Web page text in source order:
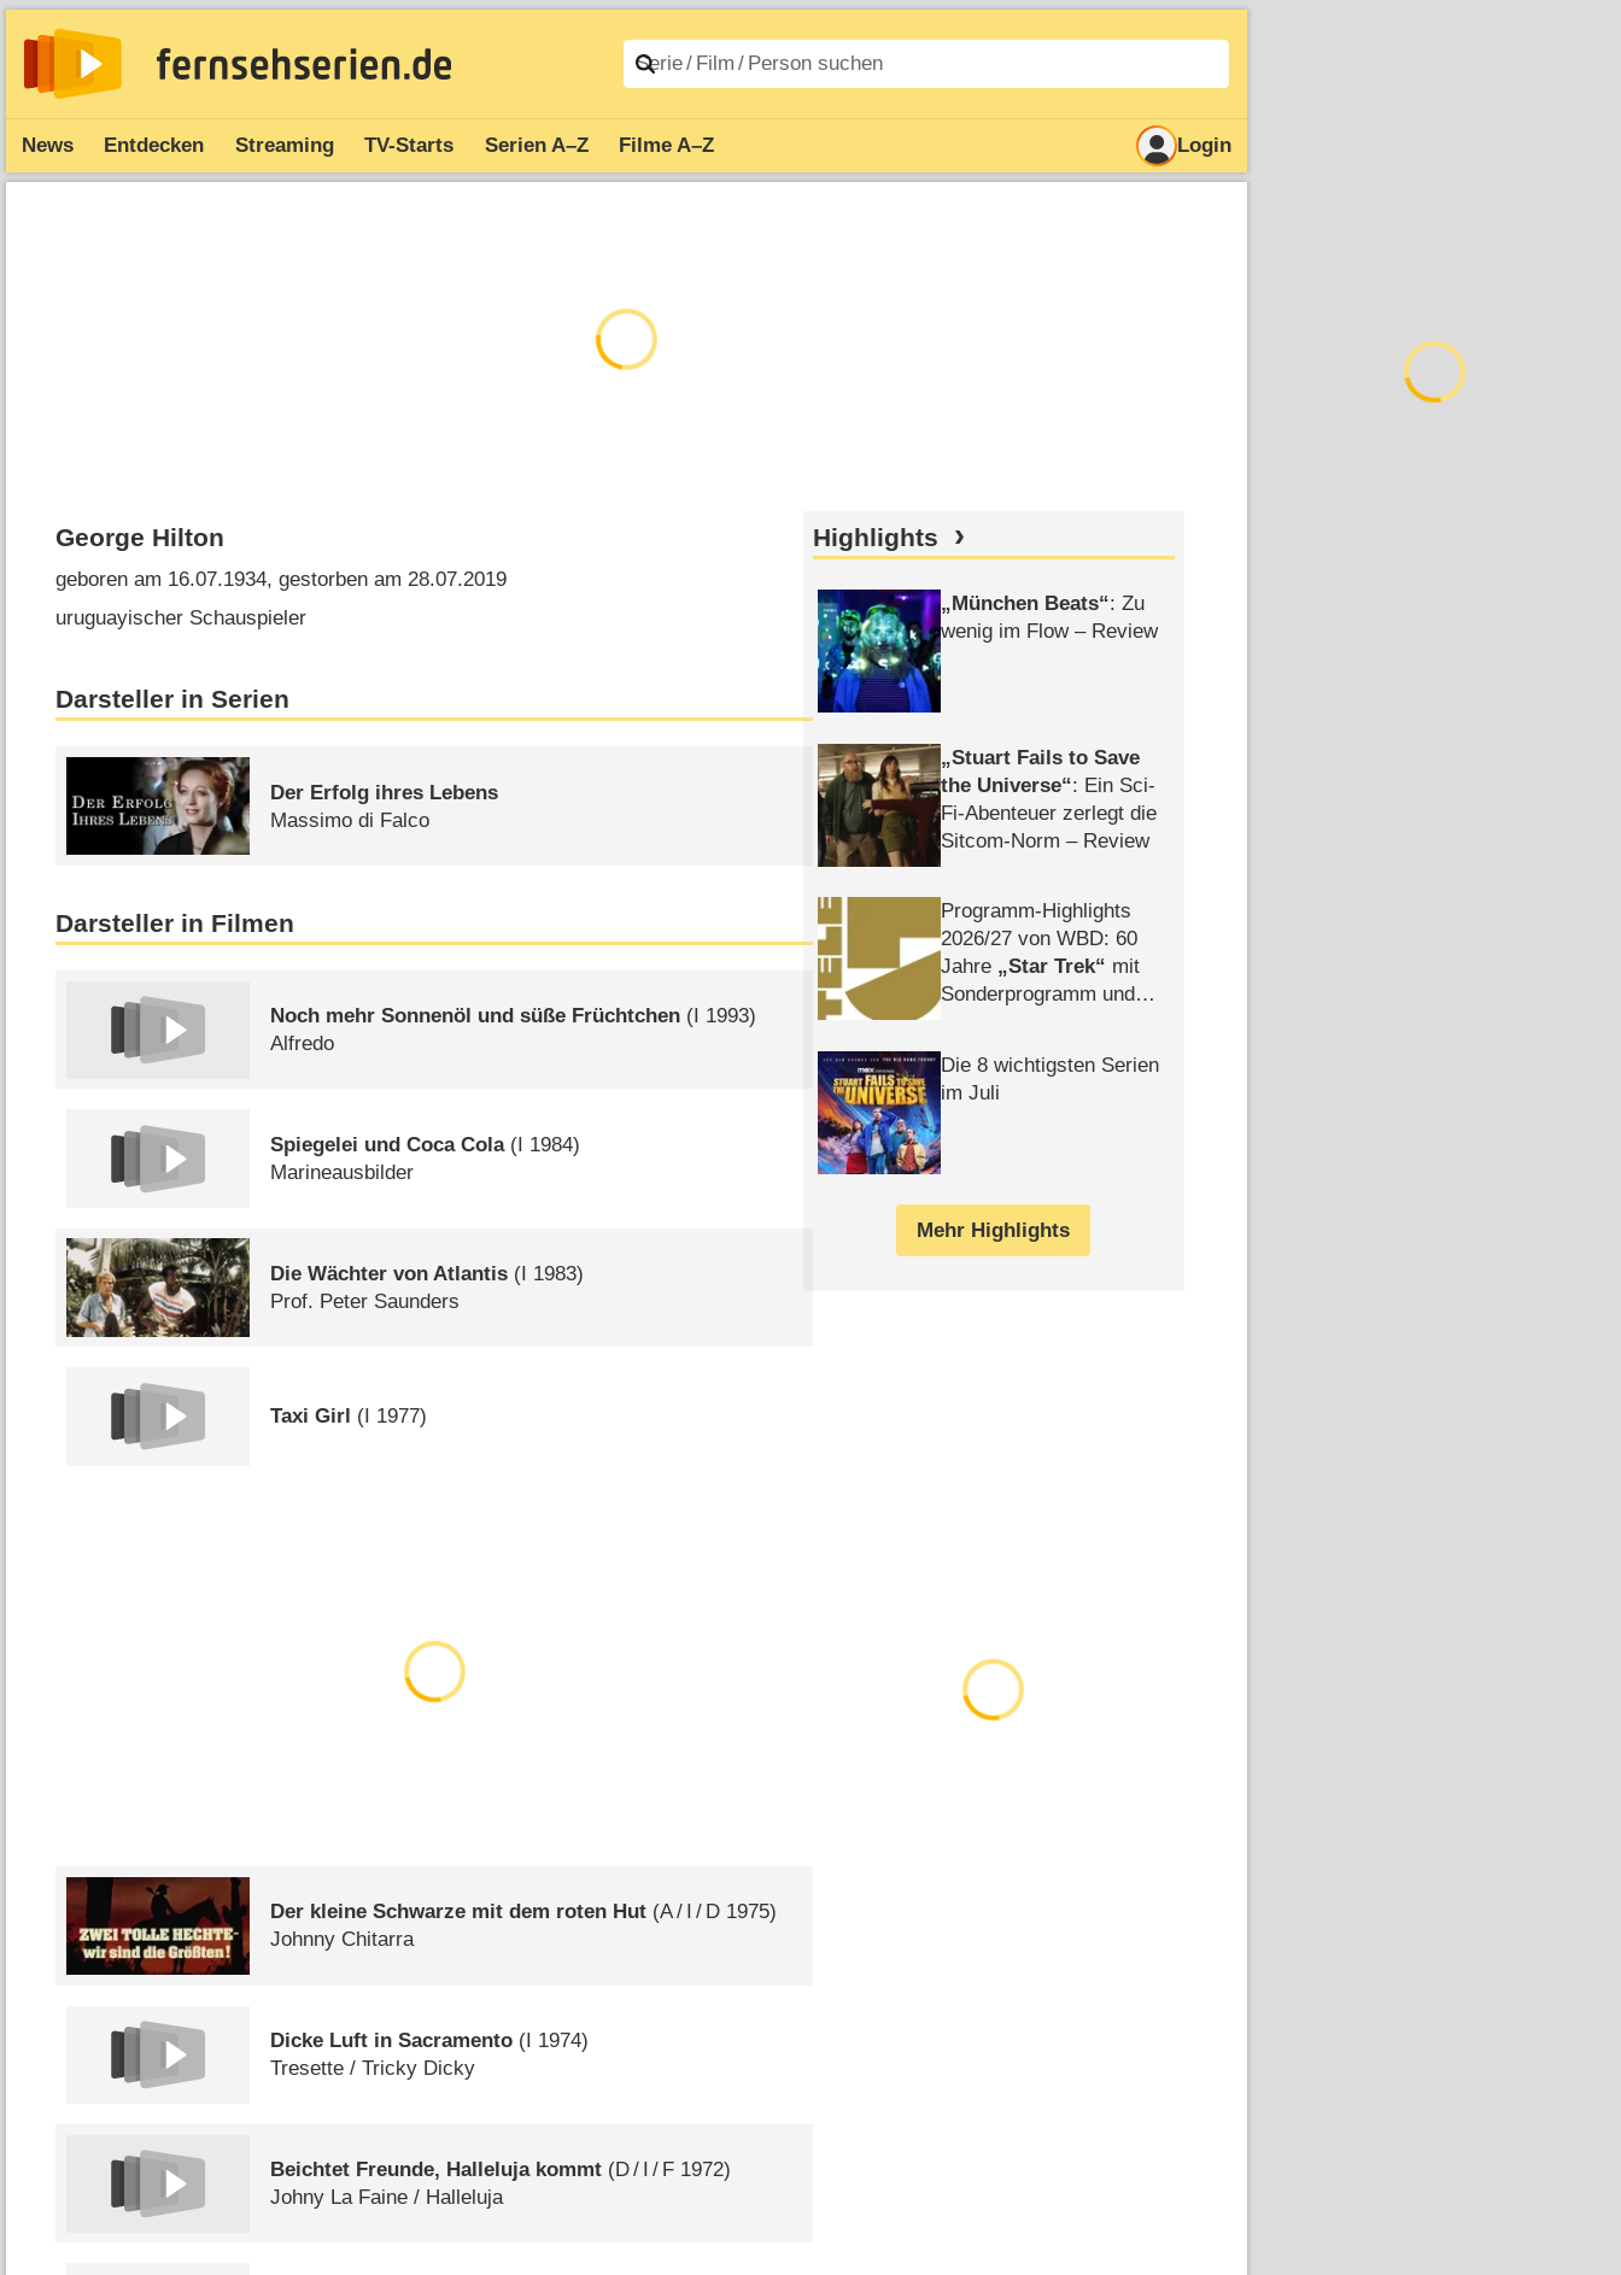
News Entdecken Streaming TV-Starts Serien A–Z Filme A–Z Login
George Hilton
geboren am 16.07.1934, gestorben am 28.07.2019
uruguayischer Schauspieler
Darsteller in Serien
Der Erfolg ihres Lebens
Massimo di Falco
Darsteller in Filmen
Noch mehr Sonnenöl und süße Früchtchen ( 1993)
Alfredo
Spiegelei und Coca Cola(I 1984)
Marineausbilder
Die Wächter von Atlantis (I 1983)
Prof. Peter Saunders
Taxi Girl ( 1977)
Der kleine Schwarze mit dem roten Hut (A/ / D 1975)
Johnny Chitarra
Dicke Luft in Sacramento ( 1974)
Tresette /​ Tricky Dicky
Beichtet Freunde, Halleluja kommt (D/ / F 1972)
Johny La Faine /​ Halleluja
Highlights
München Beats : Zu
wenig im Flow – Review
Stuart Fails to Save
the Universe : Ein Sci-
Fi-Abenteuer zerlegt die
Sitcom-Norm – Review
Programm-Highlights
2026/​27 von WBD: 60
Jahre
Star Trek
mit
Sonderprogramm und
Die 8 wichtigsten Serien
im Juli
Mehr Highlights